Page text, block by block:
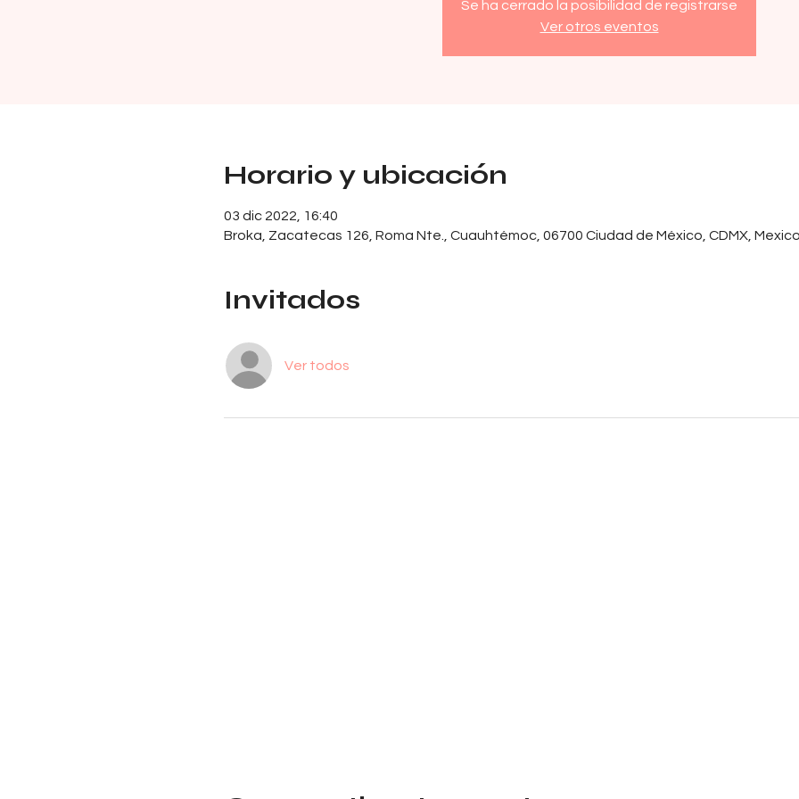
Se ha cerrado la posibilidad de registrarse
Ver otros eventos
Horario y ubicación
03 dic 2022, 16:40
Broka, Zacatecas 126, Roma Nte., Cuauhtémoc, 06700 Ciudad de México, CDMX,
Invitados
Ver todos